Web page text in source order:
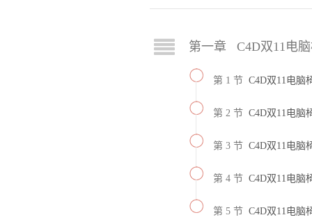
第一章 C4D双11电
第 1 节 C4D双11电脑
第 2 节 C4D双11电脑
第 3 节 C4D双11电脑
第 4 节 C4D双11电脑
第 5 节 C4D双11电脑